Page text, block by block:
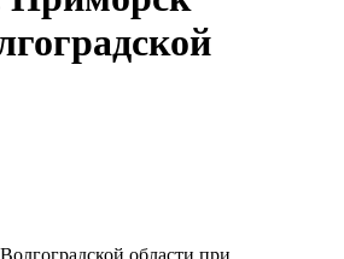
области при